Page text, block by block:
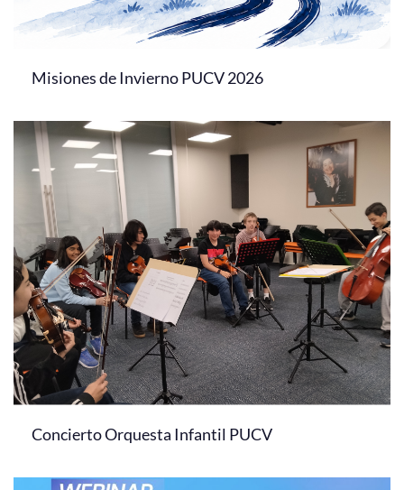
Misiones de Invierno PUCV 2026
Concierto Orquesta Infantil PUCV